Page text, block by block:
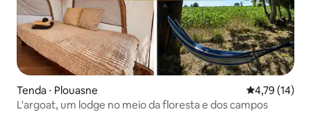
Tenda ⋅ Plouasne 4,79 de uma
4,79 (14)
L'argoat, um lodge no meio da floresta e dos campos